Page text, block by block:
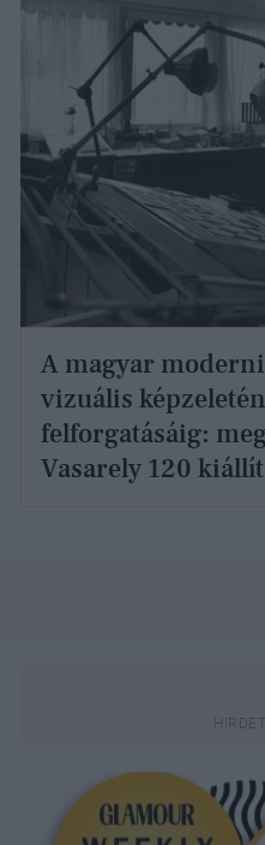
A magyar
vizuális
felforgatásáig:
Vasarely 120